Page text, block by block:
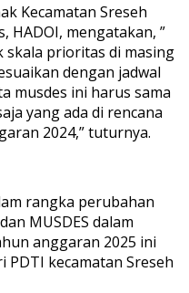
Kecamatan Sreseh
HADOI, mengatakan, ”
skala prioritas di masing
dengan jadwal
musdes ini harus sama
yang ada di rencana
2024,” tuturnya.
rangka perubahan
MUSDES dalam
anggaran 2025 ini
kecamatan Sreseh